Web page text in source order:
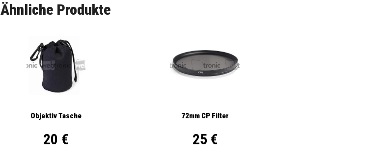
Ähnliche Produkte
Objektiv Tasche
20 €
72mm CP Filter
25 €